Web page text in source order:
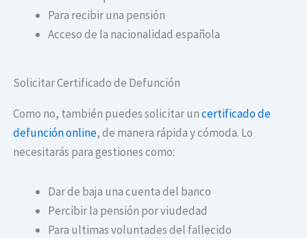
Para recibir una pensión
Acceso de la nacionalidad española
Solicitar Certificado de Defunción
Como no, también puedes solicitar uncertificado de
defunción online, de manera rápida y cómoda. Lo
necesitarás para gestiones como:
Dar de baja una cuenta del banco
Percibir la pensión por viudedad
Para ultimas voluntades del fallecido